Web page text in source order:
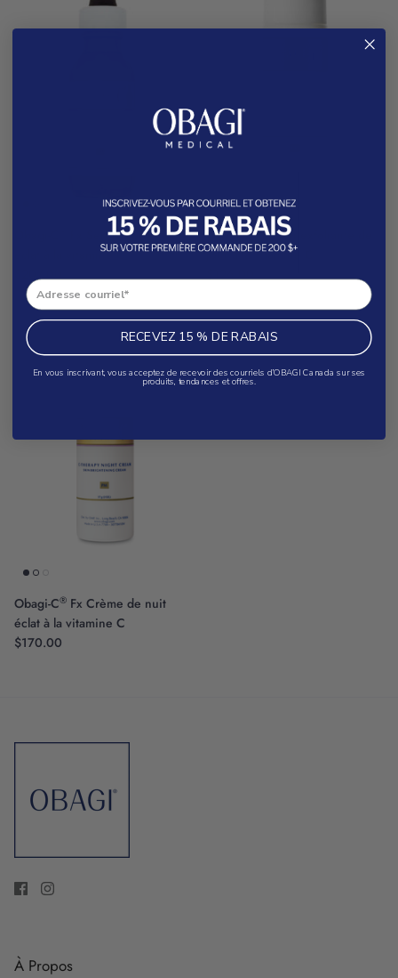
Fx Sérum correcteur
éclat à la vitamine C
Obagi-C®Lotion exfoliante de
jour à la vitamine C
Obagi-C® Fx Crème de nuit
éclat à la vitamine C
$170.00
À Propos
RECEVEZ 15 % DE RABAIS
En vous inscrivant, vous acceptez de recevoir des courriels d’OBAGI Canada sur ses
produits, tendances et offres.